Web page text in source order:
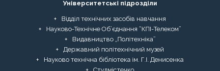
Університетські підрозділи
Відділ технічних засобів навчання
Науково-Технічне Об’єднання “КПІ-Телеком”
Видавництво „Політехніка”
Державний політехнічний музей
Науково технічна бібліотека ім. Г.І. Денисенка